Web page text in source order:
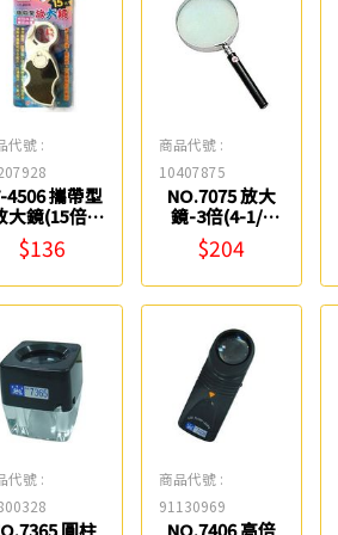
代號 :
4506 攜帶型
大鏡(15倍)
雷鳥
$136
商品代號 :
10407875
NO.7075 放大
鏡-3倍(4-1/2
吋) Life
$204
代號 :
商品代號 :
91130969